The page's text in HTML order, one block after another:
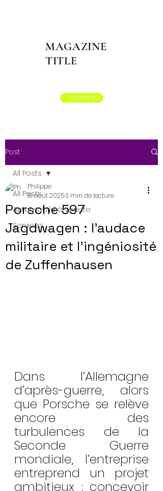
MAGAZINE
TITLE
Contact
Post
All Posts
Automobile à vendre
Services
All Posts
Porsche 597
Jagdwagen : l’audace
militaire et l’ingéniosité
de Zuffenhausen
Philippe
19 août 20253 min de lecture
Dans l’Allemagne
d’après-guerre, alors
que Porsche se relève
encore des
turbulences de la
Seconde Guerre
mondiale, l’entreprise
entreprend un projet
ambitieux : concevoir